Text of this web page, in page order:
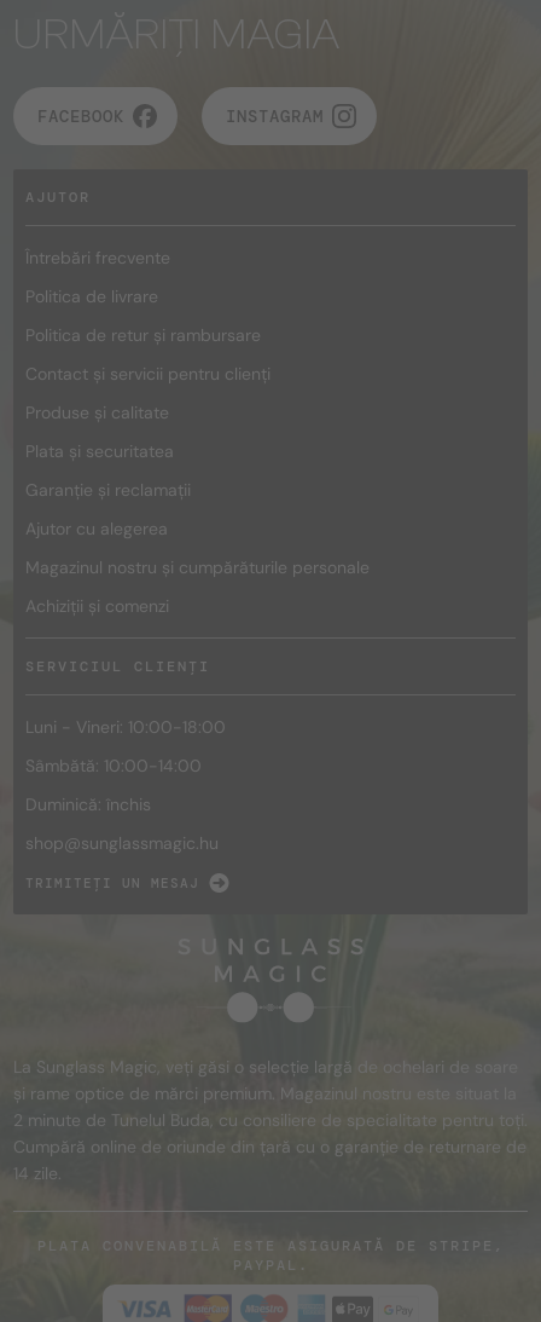
URMĂRIȚI MAGIA
FACEBOOK INSTAGRAM
AJUTOR
Întrebări frecvente
Politica de livrare
Politica de retur și rambursare
Contact și servicii pentru clienți
Produse și calitate
Plata și securitatea
Garanție și reclamații
Ajutor cu alegerea
Magazinul nostru și cumpărăturile personale
Achiziții și comenzi
SERVICIUL CLIENȚI
Luni - Vineri: 10:00-18:00
Sâmbătă: 10:00-14:00
Duminică: închis
shop@sunglassmagic.hu
TRIMITEȚI UN MESAJ
La Sunglass Magic, veți găsi o selecție largă de ochelari de soare
și rame optice de mărci premium. Magazinul nostru este situat la
2 minute de Tunelul Buda, cu consiliere de specialitate pentru toți.
Cumpără online de oriunde din țară cu o garanție de returnare de
14 zile.
PLATA CONVENABILĂ ESTE ASIGURATĂ DE STRIPE,
PAYPAL.